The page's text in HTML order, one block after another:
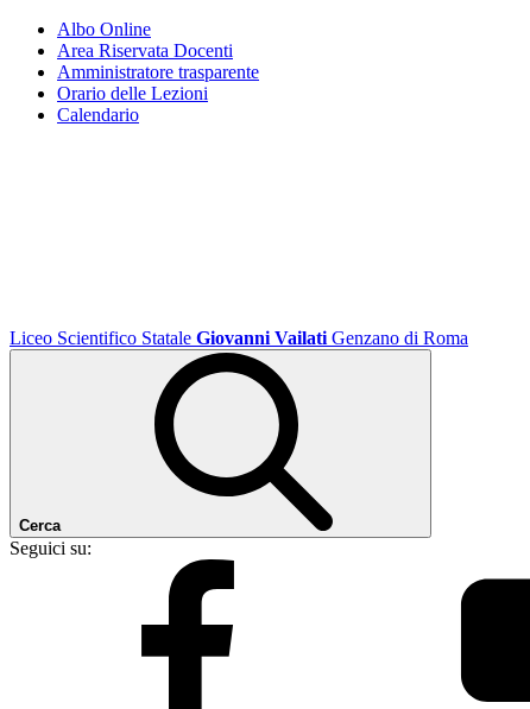
Albo Online
Area Riservata Docenti
Amministratore trasparente
Orario delle Lezioni
Calendario
Liceo Scientifico Statale Giovanni Vailati Genzano di Roma
Cerca
Seguici su: